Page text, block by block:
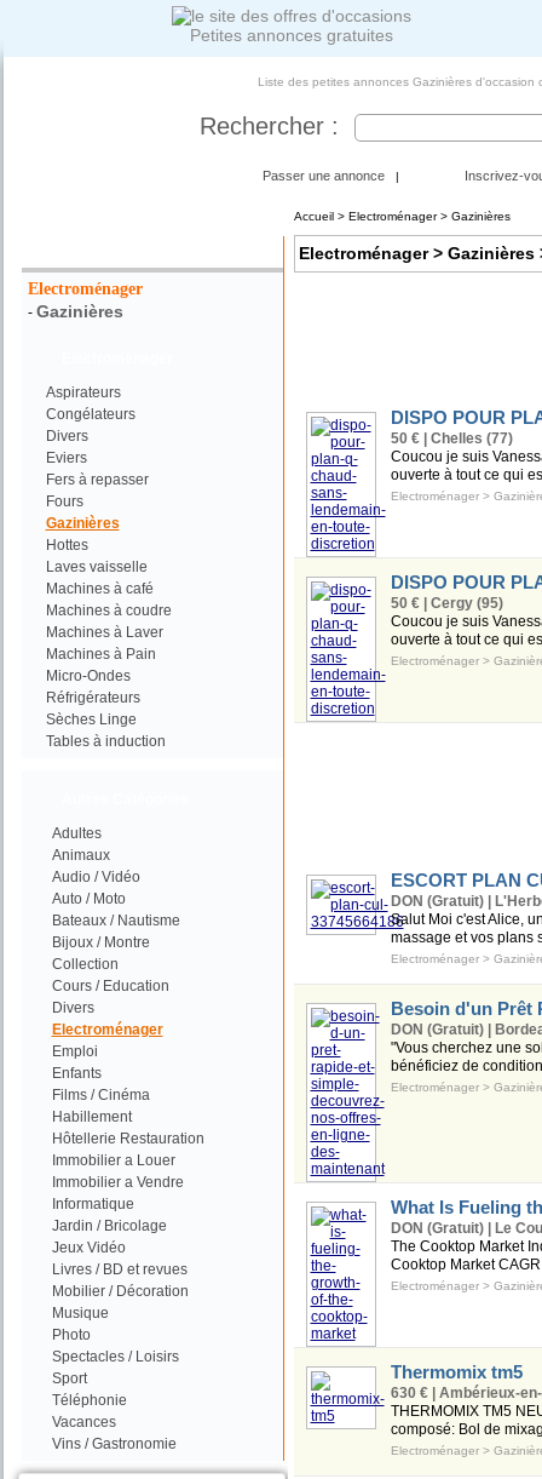
Petites annonces gratuites
Liste des petites annonces Gazinières
Rechercher :
Passer une annonce | Inscrivez-
Electroménager
- Gazinières
Aspirateurs
Congélateurs
Divers
Eviers
Fers à repasser
Fours
Gazinières
Hottes
Laves vaisselle
Machines à café
Machines à coudre
Machines à Laver
Machines à Pain
Micro-Ondes
Réfrigérateurs
Sèches Linge
Tables à induction
Adultes
Animaux
Audio / Vidéo
Auto / Moto
Bateaux / Nautisme
Bijoux / Montre
Collection
Cours / Education
Divers
Electroménager
Emploi
Enfants
Films / Cinéma
Habillement
Hôtellerie Restauration
Immobilier a Louer
Immobilier a Vendre
Informatique
Jardin / Bricolage
Jeux Vidéo
Livres / BD et revues
Mobilier / Décoration
Musique
Photo
Spectacles / Loisirs
Sport
Téléphonie
Vacances
Vins / Gastronomie
Accueil> Electroménager> Gazinières
Electroménager> Gazinières
DISPO POUR
50 € | Chelles (77)
Coucou je suis
ouverte à tout ce qui
Electroménager>
DISPO POUR
50 € | Cergy (95)
Coucou je suis
ouverte à tout ce qui
Electroménager>
ESCORT PLAN
DON (Gratuit) |
Salut Moi c'est Alice,
massage et vos plans
Electroménager>
Besoin d'un Prêt
DON (Gratuit) |
"Vous cherchez une
bénéficiez de
Electroménager>
What Is Fueling
DON (Gratuit) | Le
The Cooktop Market
Cooktop Market
Electroménager>
Thermomix tm5
630 € | Ambérieux-
THERMOMIX TM5
composé: Bol de
Electroménager>